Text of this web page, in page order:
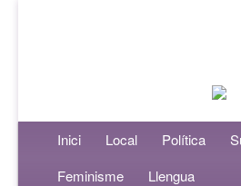
Menú principalAneu al contingut principal
Aneu al contingut secundari
Inici Local Política
Feminisme
Llengua